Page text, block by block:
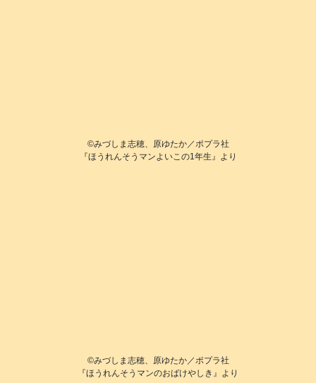
©️みづしま志穂、原ゆたか／ポプラ社
『ほうれんそうマンよいこの1年生』より
©️みづしま志穂、原ゆたか／ポプラ社
『ほうれんそうマンのおばけやしき』より